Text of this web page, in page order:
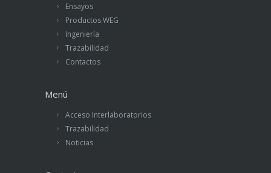
Ensayos
Productos WEG
Ingeniería
Trazabilidad
Contactos
Menú
Acceso Interlaboratorios
Trazabilidad
Noticias